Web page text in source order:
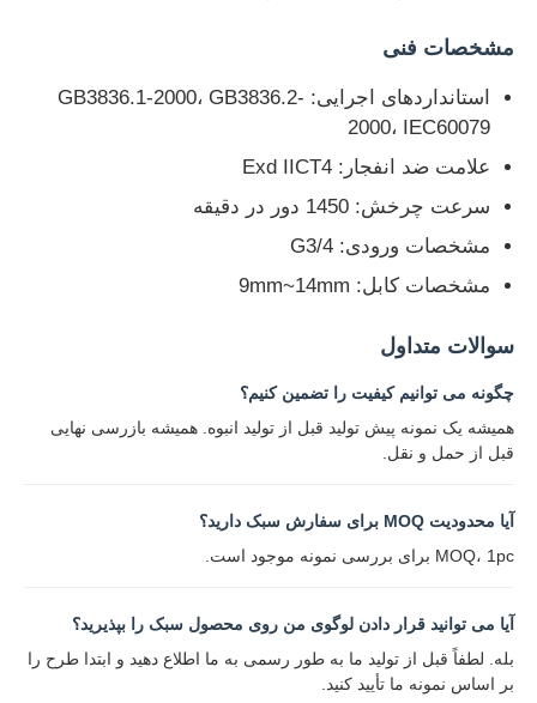
مشخصات فنی
استانداردهای اجرایی: GB3836.1-2000، GB3836.2-
2000، IEC60079
علامت ضد انفجار: Exd IICT4
سرعت چرخش: 1450 دور در دقیقه
مشخصات ورودی: G3/4
مشخصات کابل: 9mm~14mm
سوالات متداول
چگونه می توانیم کیفیت را تضمین کنیم؟
همیشه یک نمونه پیش تولید قبل از تولید انبوه. همیشه بازرسی نهایی
قبل از حمل و نقل.
آیا محدودیت MOQ برای سفارش سبک دارید؟
MOQ، 1pc برای بررسی نمونه موجود است.
آیا می توانید قرار دادن لوگوی من روی محصول سبک را بپذیرید؟
بله. لطفاً قبل از تولید ما به طور رسمی به ما اطلاع دهید و ابتدا طرح را
بر اساس نمونه ما تأیید کنید.